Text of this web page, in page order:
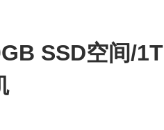
SSD空间/1T